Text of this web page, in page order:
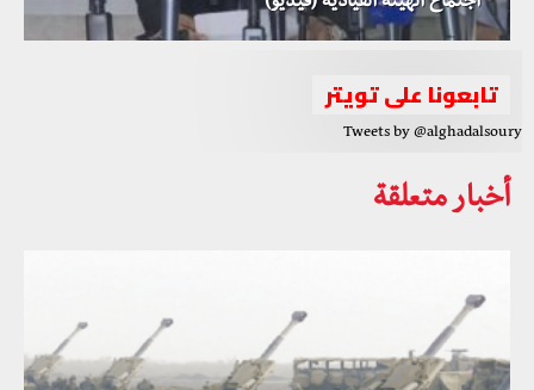
تابعونا على تويتر
Tweets by @alghadalsoury
أخبار متعلقة